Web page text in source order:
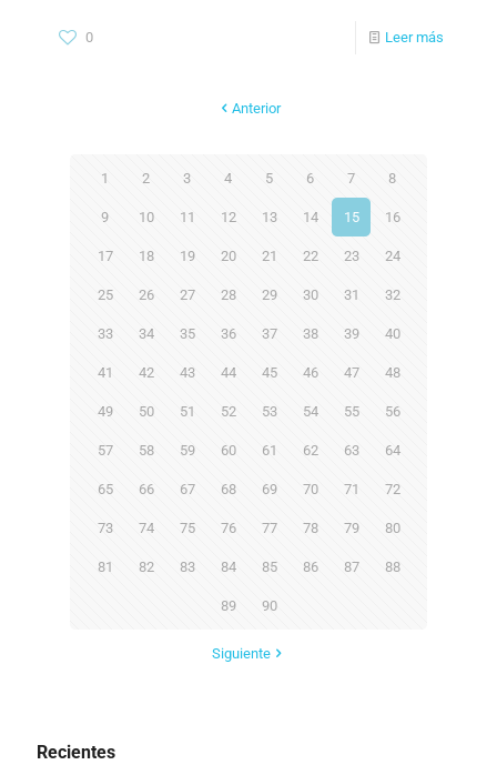
0 Leer más
Anterior
1 2 3 4 5 6 7 8
9 10 11 12 13 14 15 16
17 18 19 20 21 22 23 24
25 26 27 28 29 30 31 32
33 34 35 36 37 38 39 40
41 42 43 44 45 46 47 48
49 50 51 52 53 54 55 56
57 58 59 60 61 62 63 64
65 66 67 68 69 70 71 72
73 74 75 76 77 78 79 80
81 82 83 84 85 86 87 88
89 90
Siguiente
Recientes